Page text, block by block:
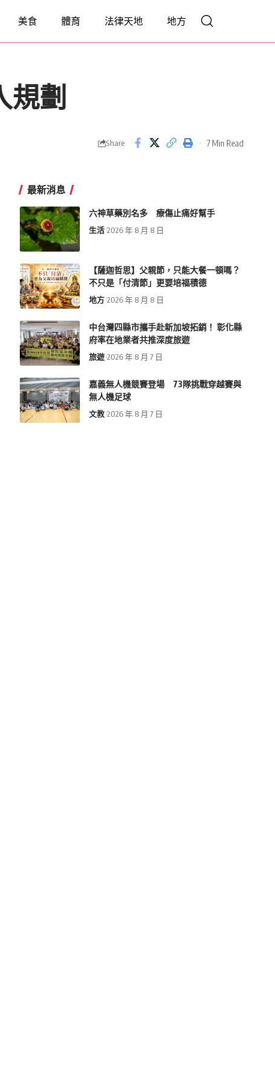
美食 體育 法律天地 地方
劃
Share 7 Min Read
最新消息
六神草藥別名多 療傷止痛好幫手
生活 2026 年 8 月 8 日
【薩迦哲思】父親節，只能大餐一頓嗎？
不只是「付清節」更要培福積德
地方 2026 年 8 月 8 日
中台灣四縣市攜手赴新加坡拓銷！ 彰化縣
府率在地業者共推深度旅遊
旅遊 2026 年 8 月 7 日
嘉義無人機競賽登場 73隊挑戰穿越賽與
無人機足球
文教 2026 年 8 月 7 日